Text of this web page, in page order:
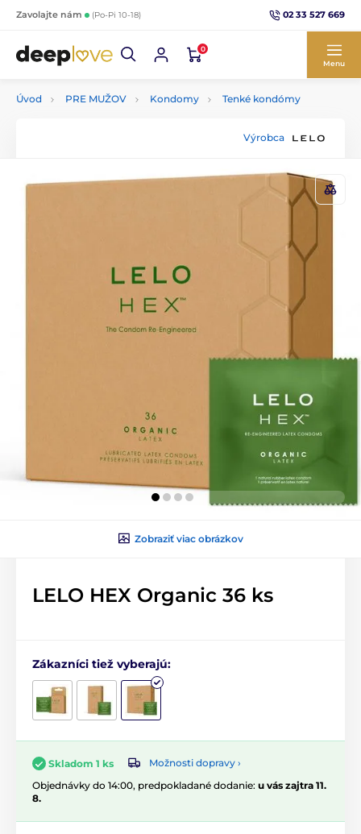
Zavolajte nám (Po-Pi 10-18) 02 33 527 669
0
Menu
Úvod PRE MUŽOV Kondomy Tenké kondómy
Výrobca
Zobraziť viac obrázkov
LELO HEX Organic 36 ks
Zákazníci tiež vyberajú:
Skladom 1 ks
Možnosti dopravy ›
Objednávky do 14:00, predpokladané dodanie: u vás zajtra 11.
8.